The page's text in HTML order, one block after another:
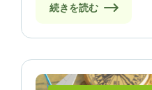
続きを読む